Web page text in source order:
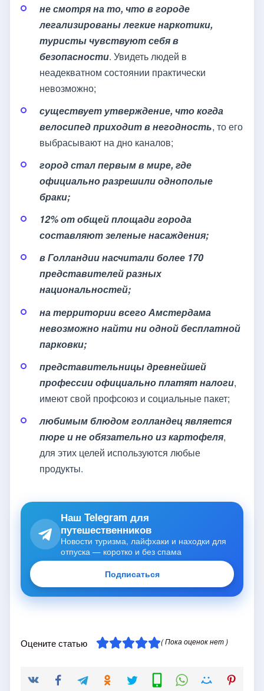
не смотря на то, что в городе
легализированы легкие наркотики,
туристы чувствуют себя в
безопасности. Увидеть людей в
неадекватном состоянии практически
невозможно;
существует утверждение, что когда
велосипед приходит в негодность, то его
выбрасывают на дно каналов;
город стал первым в мире, где
официально разрешили однополые
браки;
12% от общей площади города
составляют зеленые насаждения;
в Голландии насчитали более 170
представителей разных
национальностей;
на территории всего Амстердама
невозможно найти ни одной бесплатной
парковки;
представительницы древнейшей
профессии официально платят налоги,
имеют свой профсоюз и социальные пакет;
любимым блюдом голландец является
пюре и не обязательно из картофеля,
для этих целей используются любые
продукты.
Наш Telegram для
путешественников
Новости туризма, лайфхаки и находки для
отпуска — коротко и без спама
Подписаться
Оцените статью ( Пока оценок нет )